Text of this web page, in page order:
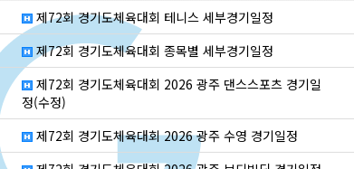
제72회 경기도체육대회 테니스 세부경기일정
제72회 경기도체육대회 종목별 세부경기일정
제72회 경기도체육대회 2026 광주 댄스스포츠 경기일
정(수정)
제72회 경기도체육대회 2026 광주 수영 경기일정